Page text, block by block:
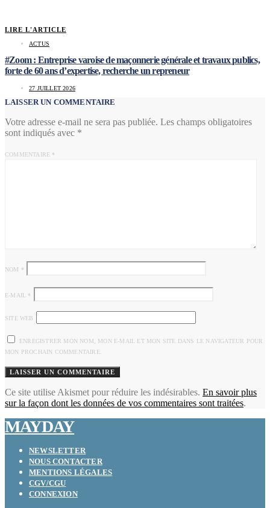
LIRE L'ARTICLE
ACTUS
#Zoom : Entreprise varoise de maçonnerie générale et travaux publics,
forte de 60 ans d’expertise, recherche un repreneur
27 JUILLET 2026
LAISSER UN COMMENTAIRE
Votre adresse e-mail ne sera pas publiée. Les champs obligatoires
sont indiqués avec *
COMMENTAIRE *
NOM *
E-MAIL *
SITE WEB
ENREGISTRER MON NOM, MON E-MAIL ET MON SITE DANS LE NAVIGATEUR POUR
MON PROCHAIN COMMENTAIRE.
Ce site utilise Akismet pour réduire les indésirables. En savoir plus
sur la façon dont les données de vos commentaires sont traitées.
MAYDAY
NEWSLETTER
NOUS CONTACTER
MENTIONS LÉGALES
CGV/CGU
CONNEXION